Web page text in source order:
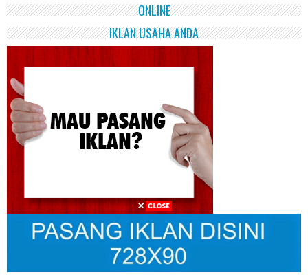
ONLINE
IKLAN USAHA ANDA
PRIMBON POLITIK ~ Apa Itu Pemimpin "Tangan Berdarah"?
PRIMBON POLITIK - Memaknai Hak Angket